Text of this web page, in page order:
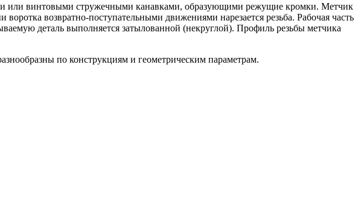
или винтовыми стружечными канавками, образующими режущие кромки. Метчик
возвратно-поступательными движениями нарезается резьба. Рабочая часть
деталь выполняется затылованной (некруглой). Профиль резьбы метчика
по конструкциям и геометрическим параметрам.